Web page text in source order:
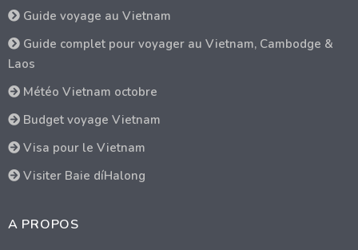
Guide voyage au Vietnam
Guide complet pour voyager au Vietnam, Cambodge &
Laos
Météo Vietnam octobre
Budget voyage Vietnam
Visa pour le Vietnam
Visiter Baie díHalong
A PROPOS